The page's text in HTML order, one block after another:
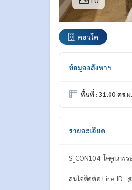
คอนโด
ข้อมูลอสังหาฯ
พื้นที่ : 31.00 ตร.ม.
รายละเอียด
S_CON104: โคคูน พ
สน